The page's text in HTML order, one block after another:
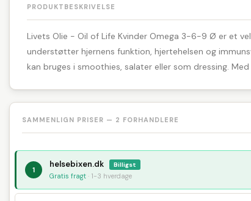
PRODUKTBESKRIVELSE
Livets Olie - Oil of Life Kvinder Omega 3-6-9 Ø er et
understøtter hjernens funktion, hjertehelsen og
kan bruges i smoothies, salater eller som dressing.
SAMMENLIGN PRISER — 2 FORHANDLERE
1
helsebixen.dk Billigst
Gratis fragt · 1-3 hverdage